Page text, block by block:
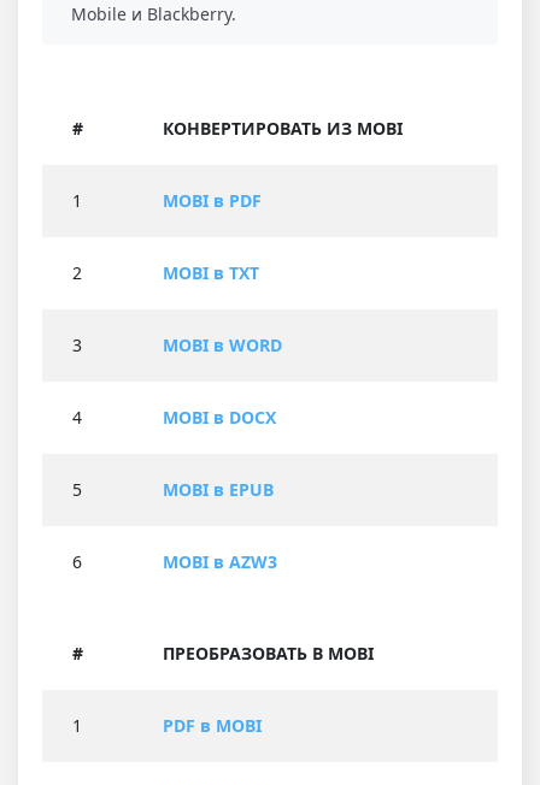
Mobile и Blackberry.
# КОНВЕРТИРОВАТЬ ИЗ MOBI
1 MOBI в PDF
2 MOBI в TXT
3 MOBI в WORD
4 MOBI в DOCX
5 MOBI в EPUB
6 MOBI в AZW3
# ПРЕОБРАЗОВАТЬ В MOBI
1 PDF в MOBI